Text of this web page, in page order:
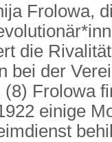
Frolowa,
die
bei der
Frolowa
einige